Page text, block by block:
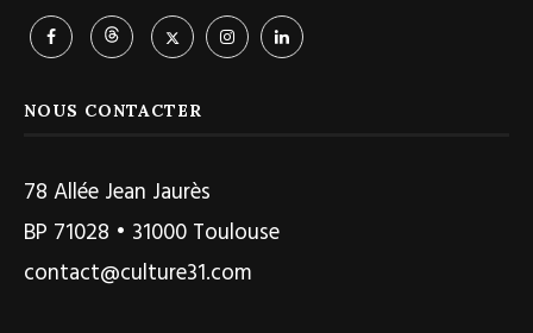
NOUS CONTACTER
78 Allée Jean Jaurès
BP 71028 • 31000 Toulouse
contact@culture31.com